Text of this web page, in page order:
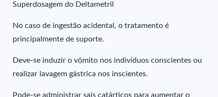
Superdosagem do Deltametril
No caso de ingestão acidental, o tratamento é
principalmente de suporte.
Deve-se induzir o vômito nos indivíduos conscientes ou
realizar lavagem gástrica nos inscientes.
Pode-se administrar sais catárticos para aumentar o